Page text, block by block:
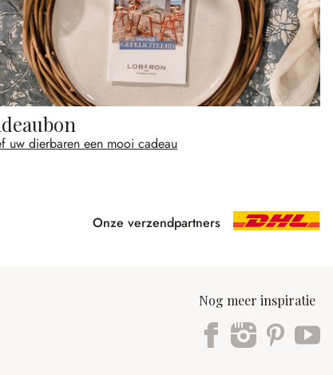
uw dierbaren een mooi cadeau
Onze verzendpartners
Nog meer inspiratie